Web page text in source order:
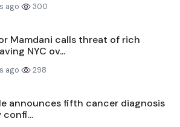
ago 300
Mamdani calls threat of rich
NYC ov...
ago 298
announces fifth cancer diagnosis
confi...